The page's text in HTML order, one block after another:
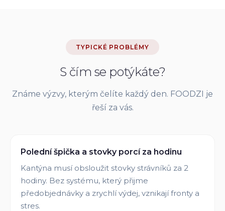
TYPICKÉ PROBLÉMY
S čím se potýkáte?
Známe výzvy, kterým čelíte každý den. FOODZI je
řeší za vás.
Polední špička a stovky porcí za hodinu
Kantýna musí obsloužit stovky strávníků za 2
hodiny. Bez systému, který přijme
předobjednávky a zrychlí výdej, vznikají fronty a
stres.